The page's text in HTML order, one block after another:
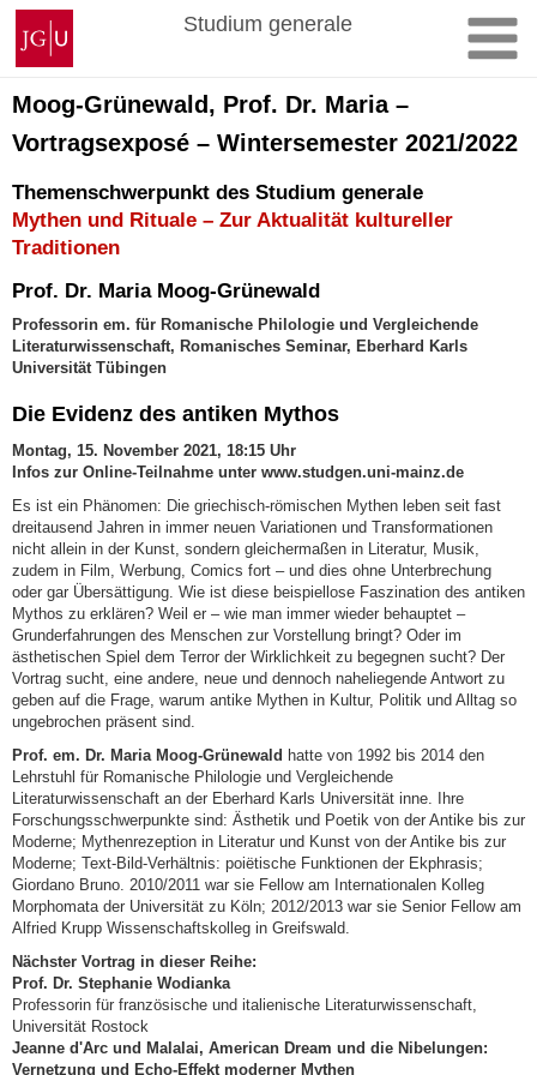
Zum
Inhalt
springen
Johannes
Gutenberg-
Universität
Mainz
Studium generale
Moog-Grünewald, Prof. Dr. Maria –
Vortragsexposé – Wintersemester 2021/2022
Themenschwerpunkt des Studium generale
Mythen und Rituale – Zur Aktualität kultureller
Traditionen
Prof. Dr. Maria Moog-Grünewald
Professorin em. für Romanische Philologie und Vergleichende
Literaturwissenschaft, Romanisches Seminar, Eberhard Karls
Universität Tübingen
Die Evidenz des antiken Mythos
Montag, 15. November 2021, 18:15 Uhr
Infos zur Online-Teilnahme unter www.studgen.uni-mainz.de
Es ist ein Phänomen: Die griechisch-römischen Mythen leben seit fast
dreitausend Jahren in immer neuen Variationen und Transformationen
nicht allein in der Kunst, sondern gleichermaßen in Literatur, Musik,
zudem in Film, Werbung, Comics fort – und dies ohne Unterbrechung
oder gar Übersättigung. Wie ist diese beispiellose Faszination des antiken
Mythos zu erklären? Weil er – wie man immer wieder behauptet –
Grunderfahrungen des Menschen zur Vorstellung bringt? Oder im
ästhetischen Spiel dem Terror der Wirklichkeit zu begegnen sucht? Der
Vortrag sucht, eine andere, neue und dennoch naheliegende Antwort zu
geben auf die Frage, warum antike Mythen in Kultur, Politik und Alltag so
ungebrochen präsent sind.
Prof. em. Dr. Maria Moog-Grünewald hatte von 1992 bis 2014 den
Lehrstuhl für Romanische Philologie und Vergleichende
Literaturwissenschaft an der Eberhard Karls Universität inne. Ihre
Forschungsschwerpunkte sind: Ästhetik und Poetik von der Antike bis zur
Moderne; Mythenrezeption in Literatur und Kunst von der Antike bis zur
Moderne; Text-Bild-Verhältnis: poiëtische Funktionen der Ekphrasis;
Giordano Bruno. 2010/2011 war sie Fellow am Internationalen Kolleg
Morphomata der Universität zu Köln; 2012/2013 war sie Senior Fellow am
Alfried Krupp Wissenschaftskolleg in Greifswald.
Nächster Vortrag in dieser Reihe:
Prof. Dr. Stephanie Wodianka
Professorin für französische und italienische Literaturwissenschaft,
Universität Rostock
Jeanne d'Arc und Malalai, American Dream und die Nibelungen:
Vernetzung und Echo-Effekt moderner Mythen